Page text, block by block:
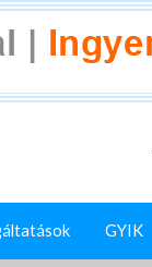
GYIK